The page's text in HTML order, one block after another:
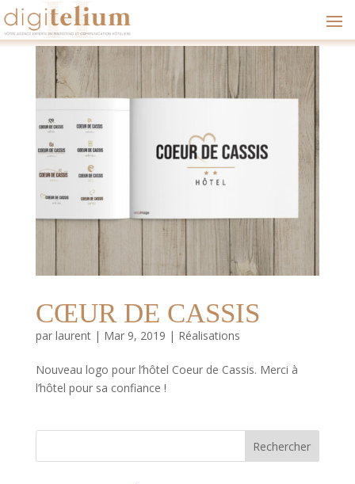
CŒUR DE CASSIS
par laurent| Mar 9, 2019 | Réalisations
Nouveau logo pour l’hôtel Coeur de Cassis. Merci à
l’hôtel pour sa confiance !
Rechercher